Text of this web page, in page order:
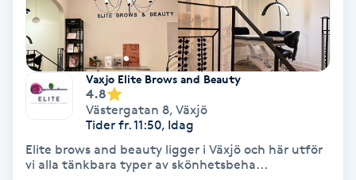
Naglar borttagning
Naglar reparation
Naprapati
Navelpiercing
Vaxjo Elite Brows and Beauty
4.8
Västergatan 8, Växjö
Tider fr. 11:50, Idag
Elite brows and beauty ligger i Växjö och här utför
vi alla tänkbara typer av skönhetsbeha...